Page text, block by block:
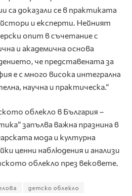
са доказали се в практиката
и експерти. Нейният
опит в съчетание с
и академична основа
че представената за
е с много висока интегрална
научна и практическа.“
облекло в България –
запълва важна празнина в
мода и културна
ценни наблюдения и анализи
облекло през вековете.
детско облекло